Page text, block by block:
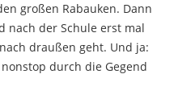
großen Rabauken. Dann
nach der Schule erst mal
draußen geht. Und ja:
durch die Gegend